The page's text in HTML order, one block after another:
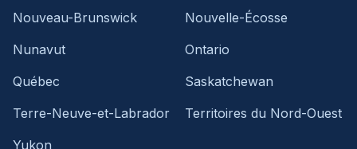
Nouveau-Brunswick
Nouvelle-Écosse
Nunavut
Ontario
Québec
Saskatchewan
Terre-Neuve-et-Labrador
Territoires du Nord-Ouest
Yukon